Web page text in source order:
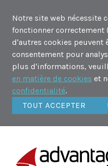
Notre site web nécessite
fonctionner correctement
d'autres cookies peuvent
consentement pour
plus d'informations,
en matière de cookies et
confidentialité.
TOUT ACCEPTER